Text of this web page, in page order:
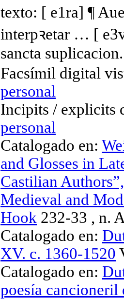
texto: [ e1ra] ¶
interpꝛetar … [
sancta suplicacion.
Facsímil digital
personal
Incipits / explicits
personal
Catalogado en:
and Glosses in
Castilian
Medieval and
Hook 232-33 , n.
Catalogado en:
XV. c. 1360-1520
Catalogado en:
poesía